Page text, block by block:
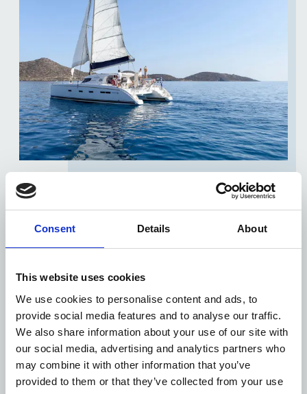
Consent Details About
This website uses cookies
We use cookies to personalise content and ads, to
provide social media features and to analyse our traffic.
We also share information about your use of our site with
our social media, advertising and analytics partners who
may combine it with other information that you’ve
provided to them or that they’ve collected from your use
ΠΕΡΙΠΕΤΕΙΕΣ ΕΝ ΠΛΩ
Bay Palace μπορεί να οργανώσει για εσάς την
ΑΝΑΚΑΛΥΨΤΕ